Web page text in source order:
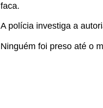
faca.
A polícia investiga a
Ninguém foi preso até o